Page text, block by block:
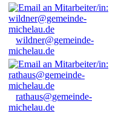
wildner@gemeinde-
michelau.de
rathaus@gemeinde-
michelau.de